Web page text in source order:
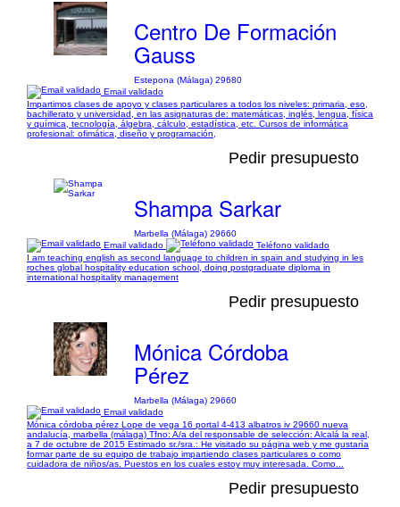
Centro De Formación
Gauss
Estepona (Málaga) 29680
Email validado
Impartimos clases de apoyo y clases particulares a todos los niveles: primaria, eso,
bachillerato y universidad, en las asignaturas de: matemáticas, inglés, lengua, física
y química, tecnología, álgebra, cálculo, estadística, etc. Cursos de informática
profesional: ofimática, diseño y programación,
Pedir presupuesto
Shampa Sarkar
Marbella (Málaga) 29660
Email validado
Teléfono validado
I am teaching english as second language to children in spain and studying in les
roches global hospitality education school, doing postgraduate diploma in
international hospitality management
Pedir presupuesto
Mónica Córdoba
Pérez
Marbella (Málaga) 29660
Email validado
Mónica córdoba pérez Lope de vega 16 portal 4-413 albatros iv 29660 nueva
andalucía, marbella (málaga) Tfno: A/a del responsable de selección: Alcalá la real,
a 7 de octubre de 2015 Estimado sr./sra.: He visitado su página web y me gustaría
formar parte de su equipo de trabajo impartiendo clases particulares o como
cuidadora de niños/as. Puestos en los cuales estoy muy interesada. Como...
Pedir presupuesto